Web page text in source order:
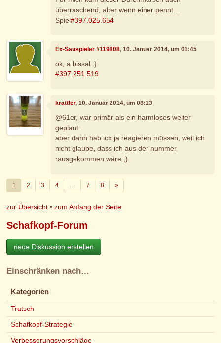
überraschend, aber wenn einer pennt...
Spiel#397.025.654
Ex-Sauspieler #119808, 10. Januar 2014, um 01:45
ok, a bissal :)
#397.251.519
krattler, 10. Januar 2014, um 08:13
@61er, war primär als ein harmloses weiter
geplant.
aber dann hab ich ja reagieren müssen, weil ich
nicht glaube, dass ich aus der nummer
rausgekommen wäre ;)
1 2 3 4 … 7 8 »Weiter
zur Übersicht •zum Anfang der Seite
Schafkopf-Forum
neue Diskussion erstellen
Einschränken nach…
Kategorien
Tratsch
Schafkopf-Strategie
Verbesserungsvorschläge